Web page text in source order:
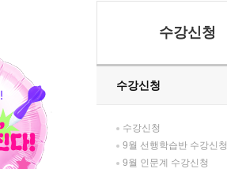
수강신청
수강신청
수강신청
9월 선행학습반 수강신청
9월 인문계 수강신청